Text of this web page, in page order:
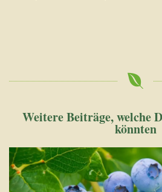
Weitere Beiträge, welche
könnten